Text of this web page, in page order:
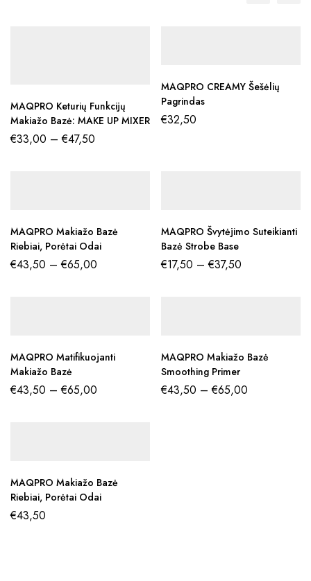
MAQPRO Keturių Funkcijų
Makiažo Bazė: MAKE UP MIXER
€33,00 – €47,50
MAQPRO CREAMY Šešėlių
Pagrindas
€32,50
MAQPRO Makiažo Bazė
Riebiai, Porėtai Odai
€43,50 – €65,00
MAQPRO Švytėjimo Suteikianti
Bazė Strobe Base
€17,50 – €37,50
MAQPRO Matifikuojanti
Makiažo Bazė
€43,50 – €65,00
MAQPRO Makiažo Bazė
Smoothing Primer
€43,50 – €65,00
MAQPRO Makiažo Bazė
Riebiai, Porėtai Odai
€43,50